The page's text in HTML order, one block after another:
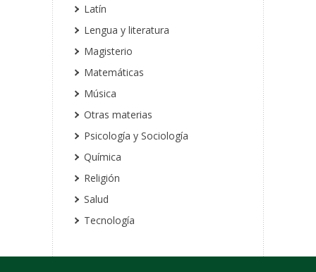
Latín
Lengua y literatura
Magisterio
Matemáticas
Música
Otras materias
Psicología y Sociología
Química
Religión
Salud
Tecnología